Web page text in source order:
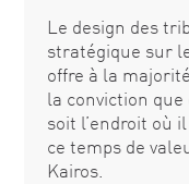
Le design des
stratégique sur
offre à la
la conviction
soit l’endroit où
ce temps de
Kairos.